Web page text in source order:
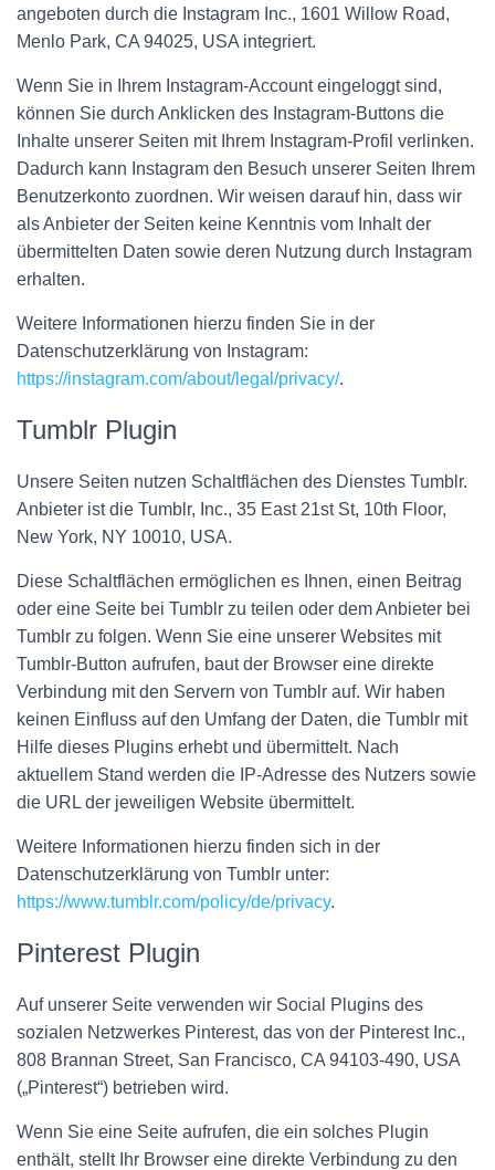
angeboten durch die Instagram Inc., 1601 Willow Road,
Menlo Park, CA 94025, USA integriert.
Wenn Sie in Ihrem Instagram-Account eingeloggt sind,
können Sie durch Anklicken des Instagram-Buttons die
Inhalte unserer Seiten mit Ihrem Instagram-Profil verlinken.
Dadurch kann Instagram den Besuch unserer Seiten Ihrem
Benutzerkonto zuordnen. Wir weisen darauf hin, dass wir
als Anbieter der Seiten keine Kenntnis vom Inhalt der
übermittelten Daten sowie deren Nutzung durch Instagram
erhalten.
Weitere Informationen hierzu finden Sie in der
Datenschutzerklärung von Instagram:
https://instagram.com/about/legal/privacy/.
Tumblr Plugin
Unsere Seiten nutzen Schaltflächen des Dienstes Tumblr.
Anbieter ist die Tumblr, Inc., 35 East 21st St, 10th Floor,
New York, NY 10010, USA.
Diese Schaltflächen ermöglichen es Ihnen, einen Beitrag
oder eine Seite bei Tumblr zu teilen oder dem Anbieter bei
Tumblr zu folgen. Wenn Sie eine unserer Websites mit
Tumblr-Button aufrufen, baut der Browser eine direkte
Verbindung mit den Servern von Tumblr auf. Wir haben
keinen Einfluss auf den Umfang der Daten, die Tumblr mit
Hilfe dieses Plugins erhebt und übermittelt. Nach
aktuellem Stand werden die IP-Adresse des Nutzers sowie
die URL der jeweiligen Website übermittelt.
Weitere Informationen hierzu finden sich in der
Datenschutzerklärung von Tumblr unter:
https://www.tumblr.com/policy/de/privacy.
Pinterest Plugin
Auf unserer Seite verwenden wir Social Plugins des
sozialen Netzwerkes Pinterest, das von der Pinterest Inc.,
808 Brannan Street, San Francisco, CA 94103-490, USA
(„Pinterest“) betrieben wird.
Wenn Sie eine Seite aufrufen, die ein solches Plugin
enthält, stellt Ihr Browser eine direkte Verbindung zu den